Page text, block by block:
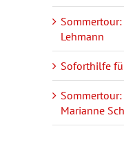
Lehmann
Soforthilfe
Marianne